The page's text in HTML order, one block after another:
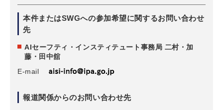
本件またはSWGへの参加希望に関するお問い合わせ
先
AIセーフティ・インスティテュート事務局 二村・加
藤・田中舘
E-mail
報道関係からのお問い合わせ先